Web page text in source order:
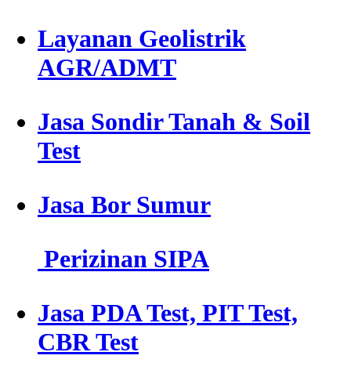
Layanan Geolistrik
AGR/ADMT
Jasa Sondir Tanah & Soil
Test
Jasa Bor Sumur
Perizinan SIPA
Jasa PDA Test, PIT Test,
CBR Test